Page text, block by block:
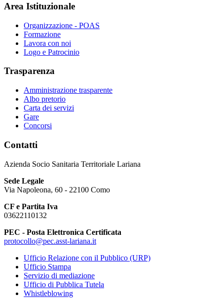
Area Istituzionale
Organizzazione - POAS
Formazione
Lavora con noi
Logo e Patrocinio
Trasparenza
Amministrazione trasparente
Albo pretorio
Carta dei servizi
Gare
Concorsi
Contatti
Azienda Socio Sanitaria Territoriale Lariana
Sede Legale
Via Napoleona, 60 - 22100 Como
CF e Partita Iva
03622110132
PEC - Posta Elettronica Certificata
protocollo@pec.asst-lariana.it
Ufficio Relazione con il Pubblico (URP)
Ufficio Stampa
Servizio di mediazione
Ufficio di Pubblica Tutela
Whistleblowing